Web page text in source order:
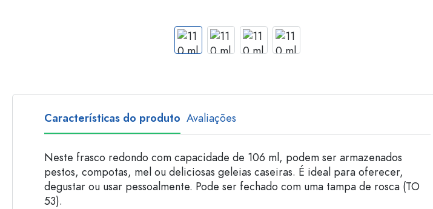
Características do produto Avaliações
Neste frasco redondo com capacidade de 106 ml, podem ser armazenados
pestos, compotas, mel ou deliciosas geleias caseiras. É ideal para oferecer,
degustar ou usar pessoalmente. Pode ser fechado com uma tampa de rosca (TO
53).